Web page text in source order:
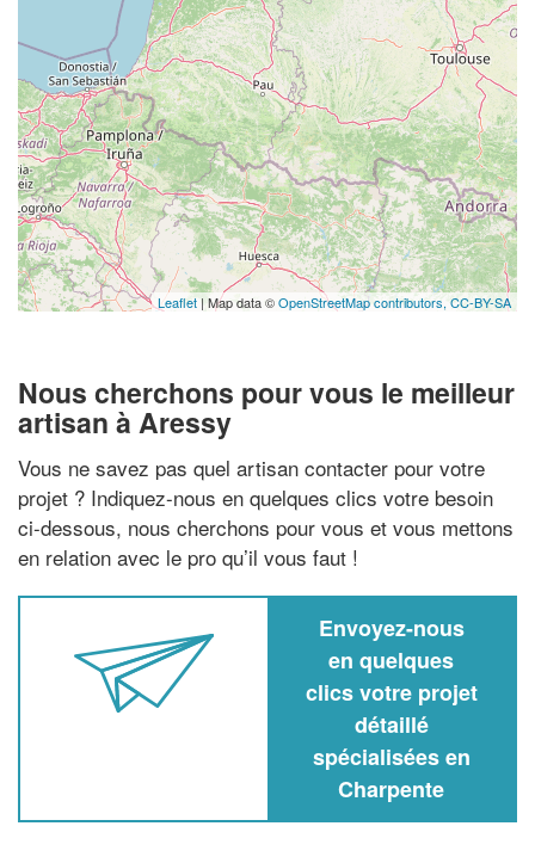
Leaflet | Map data ©OpenStreetMap contributors, CC-BY-SA
Nous cherchons pour vous le meilleur
artisan à Aressy
Vous ne savez pas quel artisan contacter pour votre
projet ? Indiquez-nous en quelques clics votre besoin
ci-dessous, nous cherchons pour vous et vous mettons
en relation avec le pro qu’il vous faut !
Envoyez-nous
en quelques
clics votre projet
détaillé
spécialisées en
Charpente